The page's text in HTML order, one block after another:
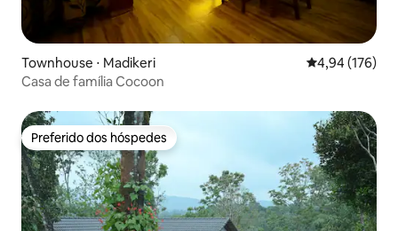
Townhouse ⋅ Madikeri 4,94 de uma
4,94 (176)
Casa de família Cocoon
Preferido dos hóspedes
Preferido dos hóspedes